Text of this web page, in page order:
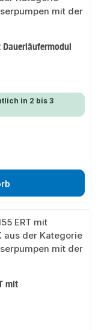
in 2 bis 3
mit